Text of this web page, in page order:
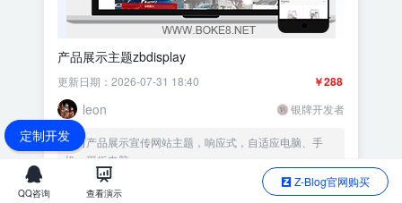
Z-Blog官网购买
QQ咨询 查看演示
产品展示主题zbdisplay
￥288
更新日期：2026-07-31 18:40
leon 银牌开发者
公司产品展示宣传网站主题，响应式，自适应电脑、手
机、平板电脑。
定制开发